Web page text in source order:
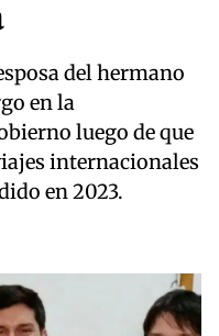
del hermano
en la
luego de que
internacionales
en 2023.